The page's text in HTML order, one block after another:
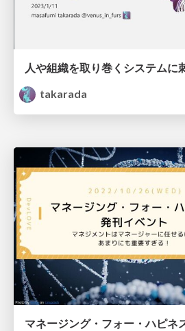
takarada